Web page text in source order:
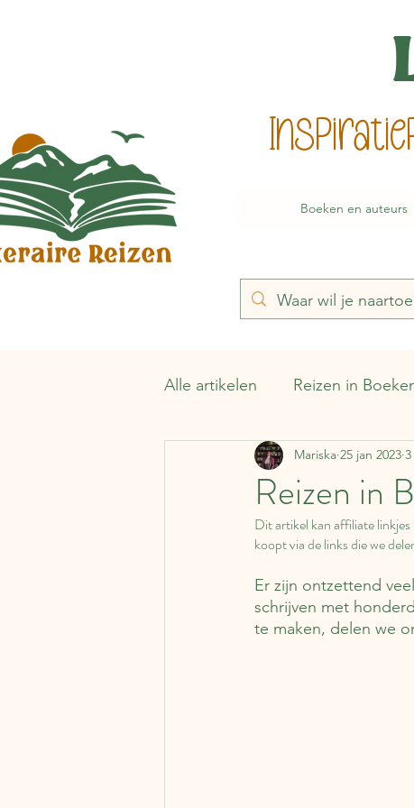
Boeken en auteurs
Alle artikelen Reizen in
Denemarken
Koffer Columns Ierland
Nederland België
Reizen in
Mariska 25 jan 2023
Dit artikel kan affiliate
koopt via de links die we
Er zijn ontzettend
schrijven met
te maken, delen we